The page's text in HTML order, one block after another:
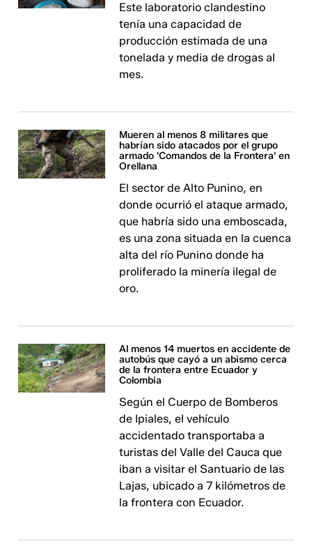
Este laboratorio clandestino
tenía una capacidad de
producción estimada de una
tonelada y media de drogas al
mes.
Mueren al menos 8 militares que
habrían sido atacados por el grupo
armado 'Comandos de la Frontera' en
Orellana
El sector de Alto Punino, en
donde ocurrió el ataque armado,
que habría sido una emboscada,
es una zona situada en la cuenca
alta del río Punino donde ha
proliferado la minería ilegal de
oro.
Al menos 14 muertos en accidente de
autobús que cayó a un abismo cerca
de la frontera entre Ecuador y
Colombia
Según el Cuerpo de Bomberos
de Ipiales, el vehículo
accidentado transportaba a
turistas del Valle del Cauca que
iban a visitar el Santuario de las
Lajas, ubicado a 7 kilómetros de
la frontera con Ecuador.